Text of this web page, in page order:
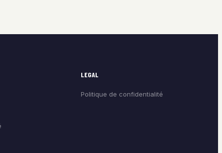
LEGAL
Politique de confidentialité